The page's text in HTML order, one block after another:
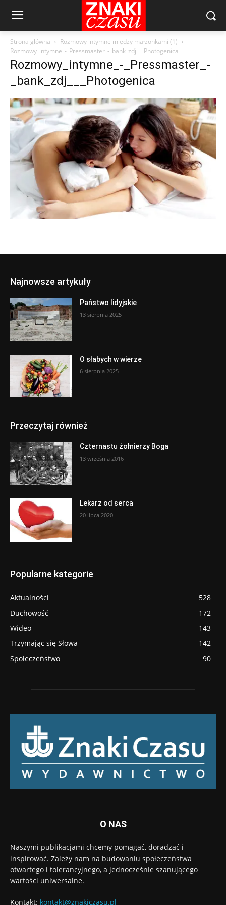
Strona główna
Rozmowy intymne między małżonkami (1)
Rozmowy_intymne_-_Pressmaster_-_bank_zdj___Photogenica
Rozmowy_intymne_-_Pressmaster_-
_bank_zdj___Photogenica
Najnowsze artykuły
Państwo lidyjskie
13 sierpnia 2025
O słabych w wierze
6 sierpnia 2025
Przeczytaj również
Czternastu żołnierzy Boga
13 września 2016
Lekarz od serca
20 lipca 2020
Popularne kategorie
Aktualności
528
Duchowość
172
Wideo
143
Trzymając się Słowa
142
Społeczeństwo
90
O NAS
Naszymi publikacjami chcemy pomagać, doradzać i
inspirować. Zależy nam na budowaniu społeczeństwa
otwartego i tolerancyjnego, a jednocześnie szanującego
wartości uniwersalne.
Kontakt: kontakt@znakiczasu.pl